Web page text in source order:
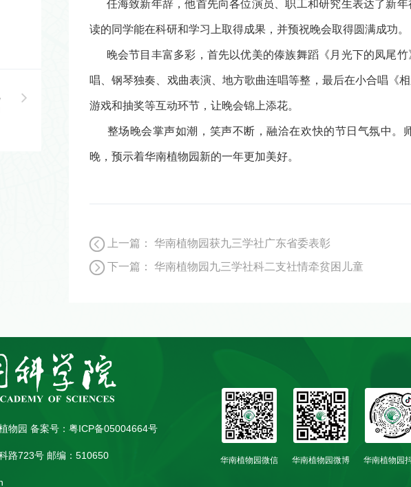
任海致新年辞，他首先向各位演员、职工和研究生表达了新年
读的同学能在科研和学习上取得成果，并预祝晚会取得圆满成功。
晚会节目丰富多彩，首先以优美的傣族舞蹈《月光下的凤尾竹
唱、钢琴独奏、戏曲表演、地方歌曲连唱等整，最后在小合唱《
游戏和抽奖等互动环节，让晚会锦上添花。
整场晚会掌声如潮，笑声不断，融洽在欢快的节日气氛中。
晚，预示着华南植物园新的一年更加美好。
上一篇：
华南植物园获九三学社广东省委表彰
下一篇：
华南植物园九三学社科二支社情牵贫困儿童
物园 备案号：粤ICP备05004664号
路723号 邮编：510650 华南植物园微信 华南植物园微博 华南植物园